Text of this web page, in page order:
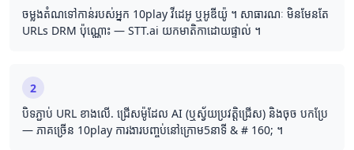
ចម្លង​តំណ​ទៅ​កាន់​របស់​អ្នក 10play វីដេអូ ឬ​អូឌីយ៉ូ ។ សាធារណៈ មិនមែន​តែ​
URLs DRM ប៉ុណ្ណោះ — STT.ai យក​មាតិកា​ដោយ​ផ្ទាល់ ។
2
បិទភ្ជាប់ URL ខាងលើ. ជ្រើសម៉ូដែល AI (ឬស្វ័យប្រវត្តិជ្រើស) និងចុច បកប្រែ
— ភាគច្រើន 10play ការងារ​បញ្ចប់​នៅ​ក្រោម5នាទី & # 160; ។